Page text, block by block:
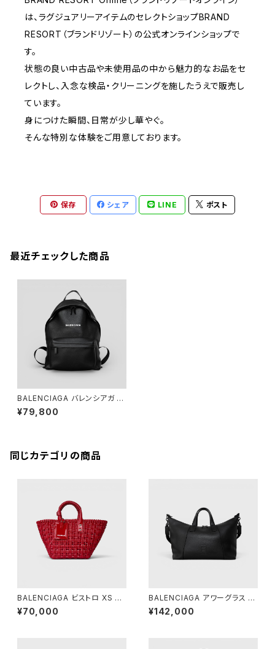
は、ラグジュアリーアイテムのセレクトショップBRAND
RESORT（ブランドリゾート）の公式オンラインショップで
す。
状態の良い中古品や未使用品の中から魅力的なお品をセ
レクトし、入念な検品・クリーニングを施したうえで販売し
ています。
身につけた瞬間、日常が少し華やぐ。
そんな特別な体験をご用意しております。
保存 シェア LINE ポスト
最近チェックした商品
BALENCIAGA バレンシアガ エ
ブリデイ バックパック ブラック 5
52374
¥79,800
同じカテゴリの商品
BALENCIAGA ビストロ XS バ
スケット レッド
¥70,000
BALENCIAGA アワーグラス ダ
ッフルバッグ ブラック
¥142,000